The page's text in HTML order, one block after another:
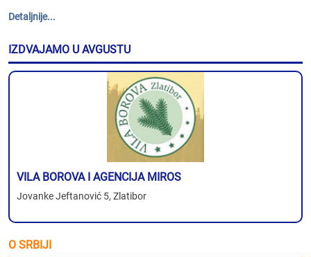
Detaljnije...
IZDVAJAMO U AVGUSTU
VILA BOROVA I AGENCIJA MIROS
Jovanke Jeftanović 5, Zlatibor
O SRBIJI